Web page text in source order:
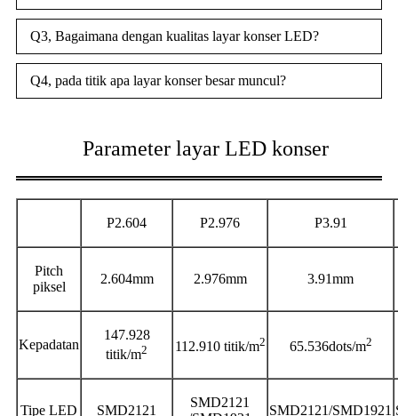
Q3, Bagaimana dengan kualitas layar konser LED?
Q4, pada titik apa layar konser besar muncul?
Parameter layar LED konser
P2.604 P2.976 P3.91
Pitch
piksel
2.604mm 2.976mm 3.91mm
Kepadatan
147.928
titik/m2 112.910 titik/m2 65.536dots/m2
Tipe LED SMD2121
SMD2121
SMD2121/SMD1921